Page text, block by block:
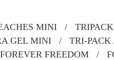
MINI /
GEL MINI / TRI-PACK
FREEDOM /